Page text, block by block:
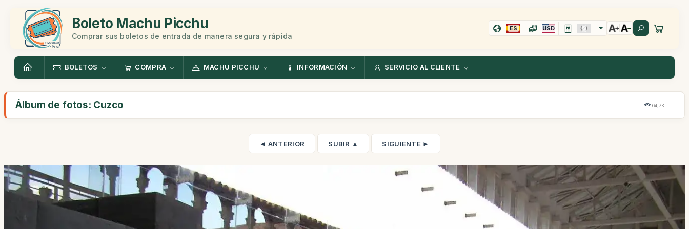
Boleto Machu Picchu
Comprar sus boletos de entrada de manera segura y rápida
ES USD
BOLETOS COMPRA MACHU PICCHU INFORMACIÓN SERVICIO AL CLIENTE
Álbum de fotos: Cuzco 64,7K
◄ ANTERIOR SUBIR ▲ SIGUIENTE ►